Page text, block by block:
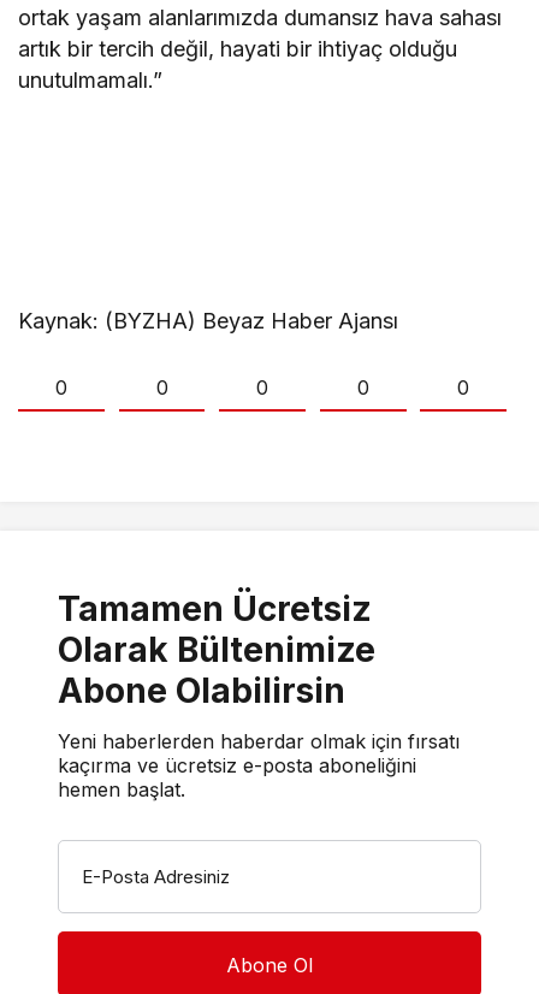
ortak yaşam alanlarımızda dumansız hava sahası
artık bir tercih değil, hayati bir ihtiyaç olduğu
unutulmamalı.”
Kaynak: (BYZHA) Beyaz Haber Ajansı
0 0 0 0 0
Tamamen Ücretsiz
Olarak Bültenimize
Abone Olabilirsin
Yeni haberlerden haberdar olmak için fırsatı
kaçırma ve ücretsiz e-posta aboneliğini
hemen başlat.
E-Posta Adresiniz